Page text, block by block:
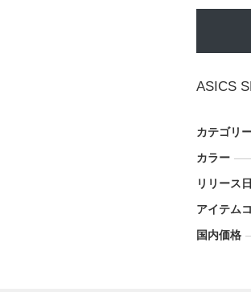
ASICS
カテゴリ
カラー
リリース日
アイテム
国内価格